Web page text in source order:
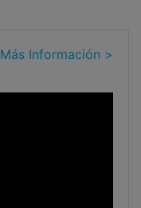
Más Información >